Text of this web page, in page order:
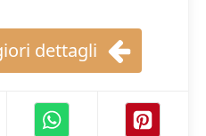
dettagli